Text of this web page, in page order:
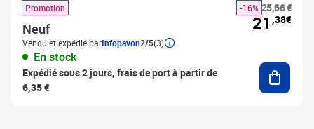
Promotion
Neuf
Vendu et expédié parInfopavon2/5(3)
En stock
Expédié sous 2 jours, frais de port à partir de
6,35 €
25,66 €
-16%
21 ,38€